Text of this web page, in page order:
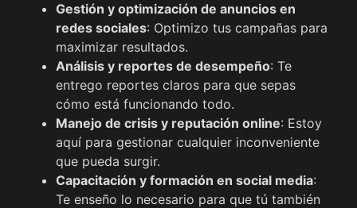
Gestión y optimización de anuncios en
redes sociales: Optimizo tus campañas para
maximizar resultados.
Análisis y reportes de desempeño: Te
entrego reportes claros para que sepas
cómo está funcionando todo.
Manejo de crisis y reputación online: Estoy
aquí para gestionar cualquier inconveniente
que pueda surgir.
Capacitación y formación en social media:
Te enseño lo necesario para que tú también